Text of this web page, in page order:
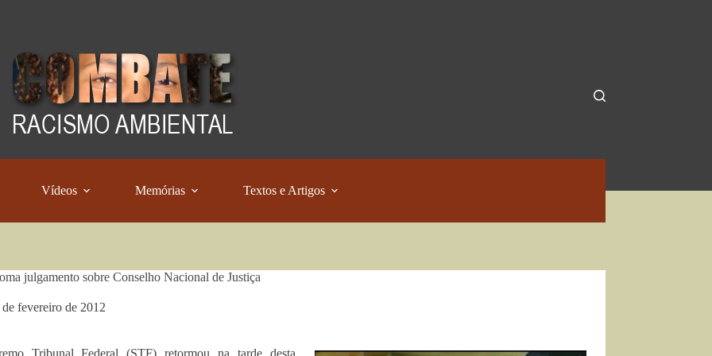
Vídeos Memórias Textos e Artigos
julgamento sobre Conselho Nacional de Justiça
de fevereiro de 2012
Tribunal Federal (STF) retormou na tarde desta